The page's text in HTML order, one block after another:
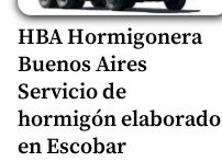
HBA Hormigonera
Buenos Aires
Servicio de
hormigón elaborado
en Escobar